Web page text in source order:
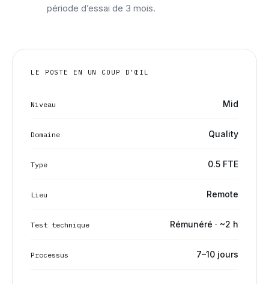
période d’essai de 3 mois.
LE POSTE EN UN COUP D’ŒIL
Niveau Mid
Domaine Quality
Type 0.5 FTE
Lieu Remote
Test technique Rémunéré · ~2 h
Processus 7–10 jours